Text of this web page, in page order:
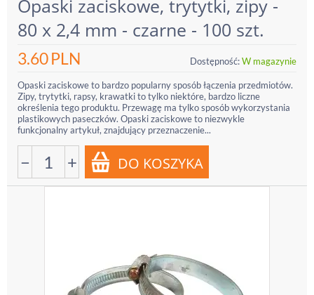
Opaski zaciskowe, trytytki, zipy -
80 x 2,4 mm - czarne - 100 szt.
3.60PLN Dostępność:W magazynie
Opaski zaciskowe to bardzo popularny sposób łączenia przedmiotów.
Zipy, trytytki, rapsy, krawatki to tylko niektóre, bardzo liczne
określenia tego produktu. Przewagę ma tylko sposób wykorzystania
plastikowych paseczków. Opaski zaciskowe to niezwykle
funkcjonalny artykuł, znajdujący przeznaczenie...
− +